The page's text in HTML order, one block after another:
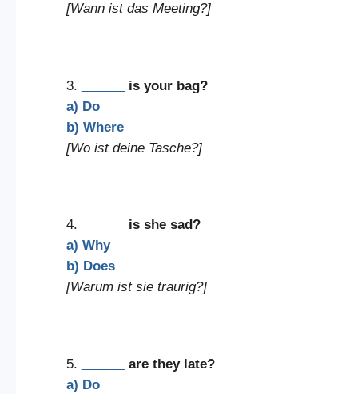
[Wann ist das Meeting?]
3.
is your bag?
a) Do
b) Where
[Wo ist deine Tasche?]
4.
is she sad?
a) Why
b) Does
[Warum ist sie traurig?]
5.
are they late?
a) Do